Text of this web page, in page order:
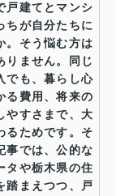
戸建てとマンシ
ちが自分たちに
。そう悩む方は
りません。同じ
でも、暮らし心
る費用、将来の
やすさまで、大
るためです。そ
事では、公的な
タや栃木県の住
踏まえつつ、戸